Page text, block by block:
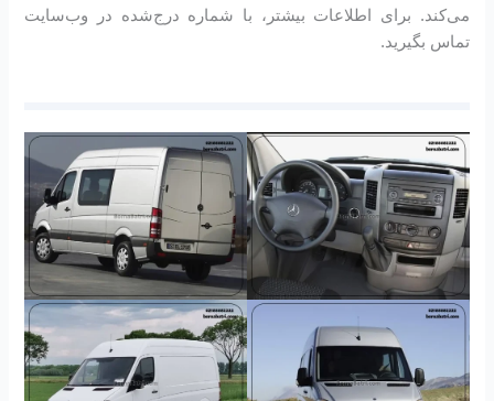
می‌کند. برای اطلاعات بیشتر، با شماره درج‌شده در وب‌سایت
تماس بگیرید.